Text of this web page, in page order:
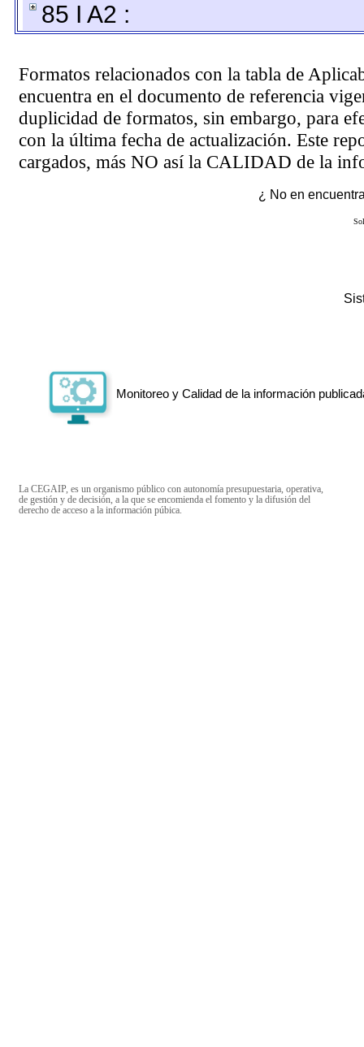
85 I A2 :
Formatos relacionados con la tabla de
encuentra en el documento de referencia
duplicidad de formatos, sin embargo, para
con la última fecha de actualización. Este
cargados, más NO así la CALIDAD de la
¿ No en
Monitoreo y Calidad de la información
La CEGAIP, es un organismo público con autonomía presupuestaria, operativa,
de gestión y de decisión, a la que se encomienda el fomento y la difusión del
derecho de acceso a la información púbica.